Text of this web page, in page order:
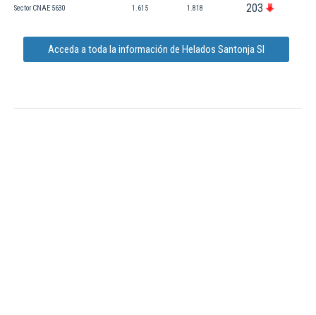
Sector CNAE 5630 1.615 1.818 203
Acceda a toda la información de Helados Santonja Sl